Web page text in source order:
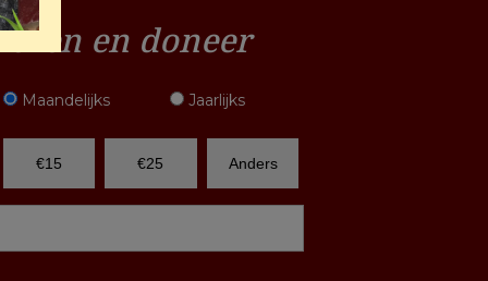
en doneer
Maandelijks Jaarlijks
€15 €25 Anders